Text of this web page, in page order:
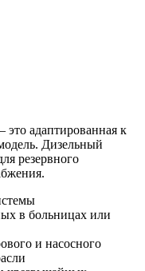
адаптированная к
Дизельный
резервного
в больницах или
и насосного